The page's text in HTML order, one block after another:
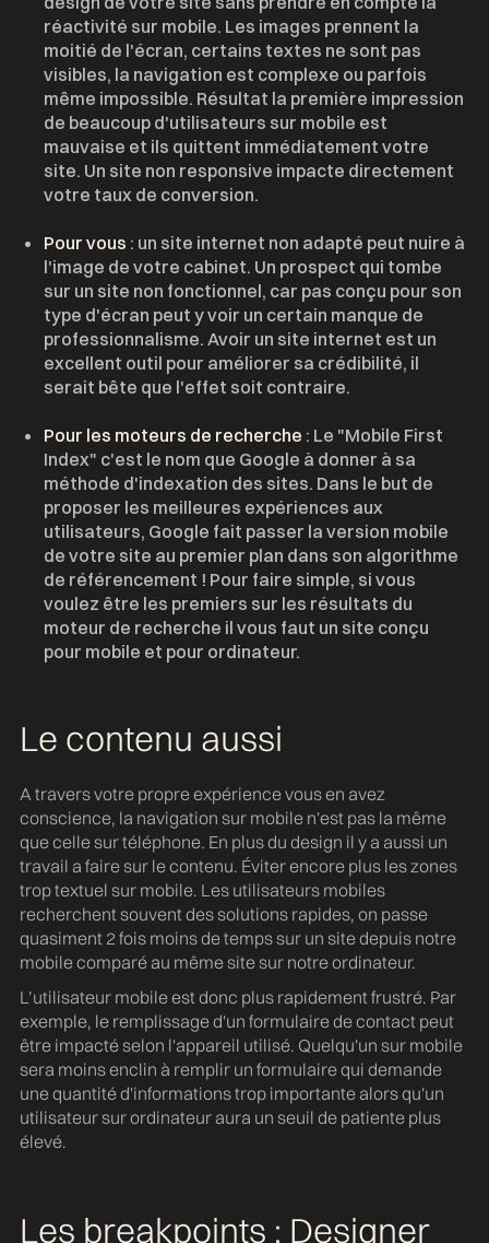
réactivité sur mobile. Les images prennent la
moitié de l'écran, certains textes ne sont pas
visibles, la navigation est complexe ou parfois
même impossible. Résultat la première impression
de beaucoup d'utilisateurs sur mobile est
mauvaise et ils quittent immédiatement votre
site. Un site non responsive impacte directement
votre taux de conversion.
Pour vous : un site internet non adapté peut nuire à
l'image de votre cabinet. Un prospect qui tombe
sur un site non fonctionnel, car pas conçu pour son
type d'écran peut y voir un certain manque de
professionnalisme. Avoir un site internet est un
excellent outil pour améliorer sa crédibilité, il
serait bête que l'effet soit contraire.
Pour les moteurs de recherche : Le "Mobile First
Index" c'est le nom que Google à donner à sa
méthode d'indexation des sites. Dans le but de
proposer les meilleures expériences aux
utilisateurs, Google fait passer la version mobile
de votre site au premier plan dans son algorithme
de référencement ! Pour faire simple, si vous
voulez être les premiers sur les résultats du
moteur de recherche il vous faut un site conçu
pour mobile et pour ordinateur.
Le contenu aussi
A travers votre propre expérience vous en avez
conscience, la navigation sur mobile n'est pas la même
que celle sur téléphone. En plus du design il y a aussi un
travail a faire sur le contenu. Éviter encore plus les zones
trop textuel sur mobile. Les utilisateurs mobiles
recherchent souvent des solutions rapides, on passe
quasiment 2 fois moins de temps sur un site depuis notre
mobile comparé au même site sur notre ordinateur.
L’utilisateur mobile est donc plus rapidement frustré. Par
exemple, le remplissage d'un formulaire de contact peut
être impacté selon l'appareil utilisé. Quelqu'un sur mobile
sera moins enclin à remplir un formulaire qui demande
une quantité d'informations trop importante alors qu'un
utilisateur sur ordinateur aura un seuil de patiente plus
élevé.
Les breakpoints : Designer